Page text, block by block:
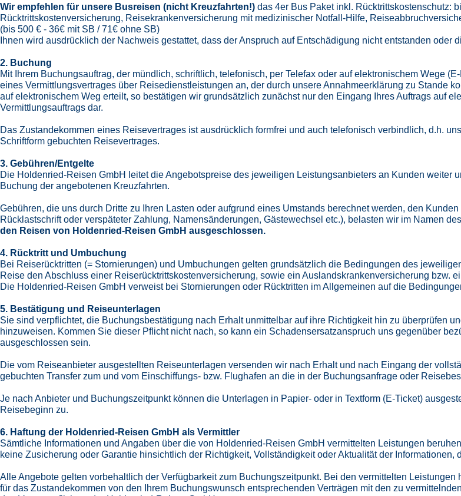
Wir empfehlen für unsere Busreisen (nicht Kreuzfahrten!) das 4er Bus Paket inkl. Rücktrittskostenschutz:
Rücktrittskostenversicherung, Reisekrankenversicherung mit medizinischer Notfall-Hilfe,
(bis 500 € - 36€ mit SB / 71€ ohne SB)
Ihnen wird ausdrücklich der Nachweis gestattet, dass der Anspruch auf Entschädigung nicht entstanden
2. Buchung
Mit Ihrem Buchungsauftrag, der mündlich, schriftlich, telefonisch, per Telefax oder auf elektronischem Wege
eines Vermittlungsvertrages über Reisedienstleistungen an, der durch unsere Annahmeerklärung zu Stande
auf elektronischem Weg erteilt, so bestätigen wir grundsätzlich zunächst nur den Eingang Ihres Auftrags auf
Vermittlungsauftrags dar.
Das Zustandekommen eines Reisevertrages ist ausdrücklich formfrei und auch telefonisch verbindlich, d.h.
Schriftform gebuchten Reisevertrages.
3. Gebühren/Entgelte
Die Holdenried-Reisen GmbH leitet die Angebotspreise des jeweiligen Leistungsanbieters an Kunden weiter
Buchung der angebotenen Kreuzfahrten.
Gebühren, die uns durch Dritte zu Ihren Lasten oder aufgrund eines Umstands berechnet werden, den
Rücklastschrift oder verspäteter Zahlung, Namensänderungen, Gästewechsel etc.), belasten wir im Namen
den Reisen von Holdenried-Reisen GmbH ausgeschlossen.
4. Rücktritt und Umbuchung
Bei Reiserücktritten (= Stornierungen) und Umbuchungen gelten grundsätzlich die Bedingungen des
Reise den Abschluss einer Reiserücktrittskostenversicherung, sowie ein Auslandskrankenversicherung bzw.
Die Holdenried-Reisen GmbH verweist bei Stornierungen oder Rücktritten im Allgemeinen auf die
5. Bestätigung und Reiseunterlagen
Sie sind verpflichtet, die Buchungsbestätigung nach Erhalt unmittelbar auf ihre Richtigkeit hin zu überprüfen
hinzuweisen. Kommen Sie dieser Pflicht nicht nach, so kann ein Schadensersatzanspruch uns gegenüber
ausgeschlossen sein.
Die vom Reiseanbieter ausgestellten Reiseunterlagen versenden wir nach Erhalt und nach Eingang der
gebuchten Transfer zum und vom Einschiffungs- bzw. Flughafen an die in der Buchungsanfrage oder
Je nach Anbieter und Buchungszeitpunkt können die Unterlagen in Papier- oder in Textform (E-Ticket)
Reisebeginn zu.
6. Haftung der Holdenried-Reisen GmbH als Vermittler
Sämtliche Informationen und Angaben über die von Holdenried-Reisen GmbH vermittelten Leistungen
keine Zusicherung oder Garantie hinsichtlich der Richtigkeit, Vollständigkeit oder Aktualität der Informationen,
Alle Angebote gelten vorbehaltlich der Verfügbarkeit zum Buchungszeitpunkt. Bei den vermittelten
für das Zustandekommen von den Ihrem Buchungswunsch entsprechenden Verträgen mit den zu